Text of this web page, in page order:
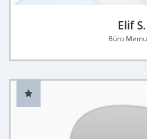
Elif S.
Büro